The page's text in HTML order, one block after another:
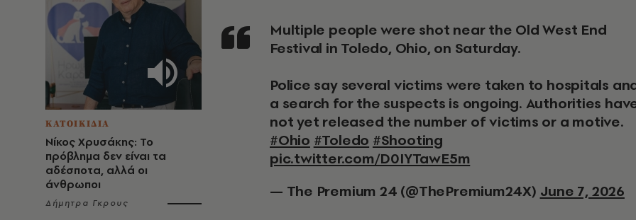
ΚΑΤΟΙΚΙΔΙΑ
Νίκος Χρυσάκης: Το
πρόβλημα δεν είναι τα
αδέσποτα, αλλά οι
άνθρωποι
Δήμητρα Γκρους
Multiple people were shot near the Old West End
Festival in Toledo, Ohio, on Saturday.
Police say several victims were taken to hospitals
a search for the suspects is ongoing. Authorities
not yet released the number of victims or a motive.
#Ohio #Toledo #Shooting
pic.twitter.com/D0IYTawE5m
— The Premium 24 (@ThePremium24X) June 7, 2026